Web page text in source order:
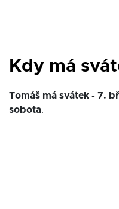
Kdy má
Tomáš má svátek - 7.
sobota.